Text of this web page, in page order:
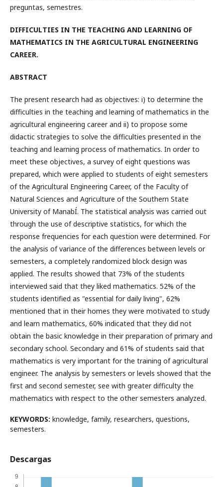
preguntas, semestres.
DIFFICULTIES IN THE TEACHING AND LEARNING OF
MATHEMATICS IN THE AGRICULTURAL ENGINEERING
CAREER.
ABSTRACT
The present research had as objectives: i) to determine the
difficulties in the teaching and learning of mathematics in the
agricultural engineering career and ii) to propose some
didactic strategies to solve the difficulties presented in the
teaching and learning process of mathematics. In order to
meet these objectives, a survey of eight questions was
prepared, which were applied to students of eight semesters
of the Agricultural Engineering Career, of the Faculty of
Natural Sciences and Agriculture of the Southern State
University of ManabÍ­. The statistical analysis was carried out
through the use of descriptive statistics, for which the
response frequencies for each question were determined. For
the analysis of variance of the differences between levels or
semesters, a completely randomized block design was
applied. The results showed that 73% of the students
interviewed said that they liked mathematics. 52% of the
students identified as "essential for daily living", 62%
mentioned that in their homes they were motivated to study
and learn mathematics, 60% indicated that they did not
obtain the basic knowledge in their preparation of primary and
secondary school. Secondary and 61% of students said that
mathematics is very important for the training of agricultural
engineer. The analysis by semesters or levels showed that the
first and second semester, see with greater difficulty the
mathematics with respect to the other semesters analyzed.
KEYWORDS: knowledge, family, researchers, questions,
semesters.
Descargas